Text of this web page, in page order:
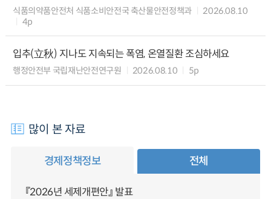
식품의약품안전처 식품소비안전국 축산물안전정책과
2026.08.10
4p
입추(立秋) 지나도 지속되는 폭염, 온열질환 조심하세요
행정안전부 국립재난안전연구원 2026.08.10 5p
많이 본 자료
경제정책정보 전체
『2026년 세제개편안』 발표